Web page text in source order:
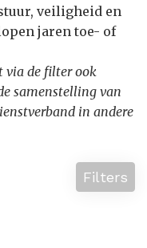
veiligheid en
jaren toe- of
via de filter ook
samenstelling van
in andere
Filters